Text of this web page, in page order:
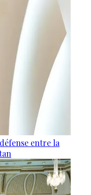
entre la